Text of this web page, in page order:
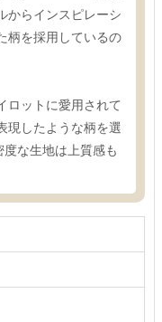
からインスピレーシ
柄を採用しているの
ロットに愛用されて
現したような柄を選
な生地は上質感も